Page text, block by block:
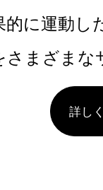
的に運動し
さまざまな
詳し